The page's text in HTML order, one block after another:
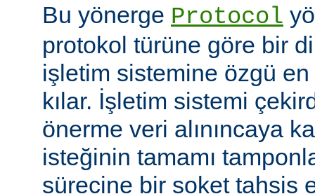
Bu yönerge Protocol
protokol türüne göre bir
işletim sistemine özgü
kılar. İşletim sistemi
önerme veri alınıncaya
isteğinin tamamı
sürecine bir soket tahsis